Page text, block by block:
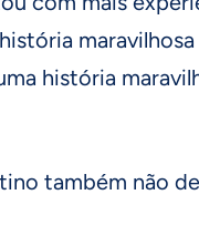
história
também não